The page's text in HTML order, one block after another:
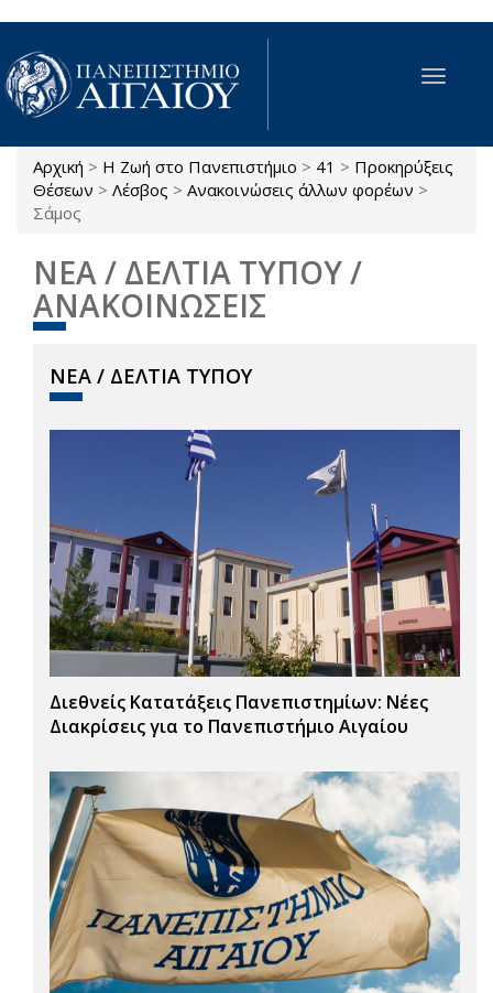
Παράκαμψη προς το κυρίως περιεχόμενο
Toggle
Είστε εδώ
Αρχική > Η Ζωή στο Πανεπιστήμιο > 41 > Προκηρύξεις
Θέσεων > Λέσβος > Ανακοινώσεις άλλων φορέων >
Σάμος
ΝΕΑ / ΔΕΛΤΙΑ ΤΥΠΟΥ /
ΑΝΑΚΟΙΝΩΣΕΙΣ
ΝΕΑ / ΔΕΛΤΙΑ ΤΥΠΟΥ
Διεθνείς Κατατάξεις Πανεπιστημίων: Νέες
Διακρίσεις για το Πανεπιστήμιο Αιγαίου